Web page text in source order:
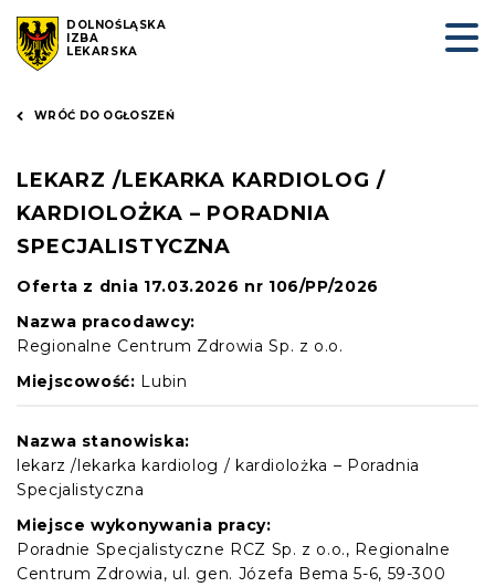
DOLNOŚLĄSKA
IZBA
LEKARSKA
WRÓĆ DO OGŁOSZEŃ
LEKARZ /LEKARKA KARDIOLOG /
KARDIOLOŻKA – PORADNIA
SPECJALISTYCZNA
Oferta z dnia 17.03.2026 nr 106/PP/2026
Nazwa pracodawcy:
Regionalne Centrum Zdrowia Sp. z o.o.
Miejscowość: Lubin
Nazwa stanowiska:
lekarz /lekarka kardiolog / kardiolożka – Poradnia
Specjalistyczna
Miejsce wykonywania pracy:
Poradnie Specjalistyczne RCZ Sp. z o.o., Regionalne
Centrum Zdrowia, ul. gen. Józefa Bema 5-6, 59-300